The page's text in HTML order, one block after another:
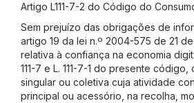
Artigo L111-7-2 do Código do
Sem prejuízo das obrigações de
artigo 19 da lei n.º 2004-575 de 21
relativa à confiança na economia
111-7 e L. 111-7-1 do presente
singular ou coletiva cuja atividade
principal ou acessório, na recolha,